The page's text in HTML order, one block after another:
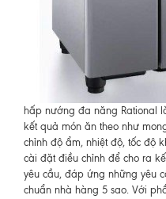
hấp nướng đa năng Rational
kết quả món ăn theo như
chỉnh độ ẩm, nhiệt độ, tốc độ
cài đặt điều chỉnh để cho ra
yêu cầu, đáp ứng những yêu
chuẩn nhà hàng 5 sao. Với